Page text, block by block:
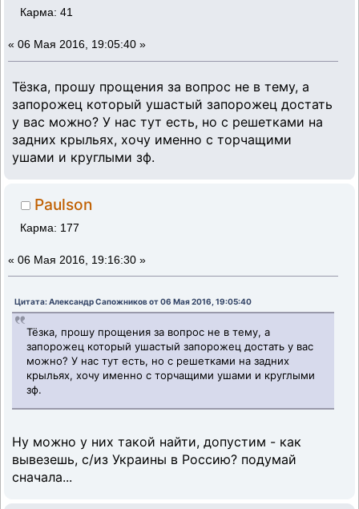
Карма: 41
« 06 Мая 2016, 19:05:40 »
Тёзка, прошу прощения за вопрос не в тему, а
запорожец который ушастый запорожец достать
у вас можно? У нас тут есть, но с решетками на
задних крыльях, хочу именно с торчащими
ушами и круглыми зф.
Paulson
Карма: 177
« 06 Мая 2016, 19:16:30 »
Цитата: Александр Сапожников от 06 Мая 2016, 19:05:40
Тёзка, прошу прощения за вопрос не в тему, а
запорожец который ушастый запорожец достать у вас
можно? У нас тут есть, но с решетками на задних
крыльях, хочу именно с торчащими ушами и круглыми
зф.
Ну можно у них такой найти, допустим - как
вывезешь, с/из Украины в Россию? подумай
сначала...